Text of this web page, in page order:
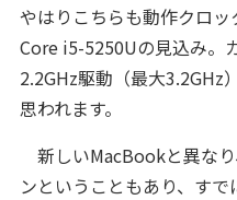
やはりこちらも動作クロ
Core i5-5250Uの見込み。
2.2GHz駆動（最大3.2GHz
思われます。
新しいMacBookと異な
ンということもあり、す